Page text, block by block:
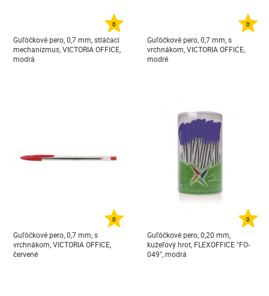
0
Guľôčkové pero, 0,7 mm, stláčací
mechanizmus, VICTORIA OFFICE,
modrá
0
Guľôčkové pero, 0,7 mm, s
vrchnákom, VICTORIA OFFICE,
modré
0
Guľôčkové pero, 0,7 mm, s
vrchnákom, VICTORIA OFFICE,
červené
0
Guľôčkové pero, 0,20 mm,
kužeľový hrot, FLEXOFFICE "FO-
049", modrá